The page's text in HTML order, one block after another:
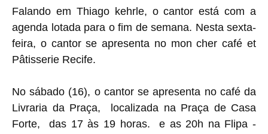
Falando em Thiago kehrle, o cantor está com a
agenda lotada para o fim de semana. Nesta sexta-
feira, o cantor se apresenta nomon cher café et
Pâtisserie Recife.
No sábado (16), o cantor se apresenta no café da
Livraria da Praça, localizada na Praça de Casa
Forte, das 17 às 19 horas. e as 20h na Flipa -